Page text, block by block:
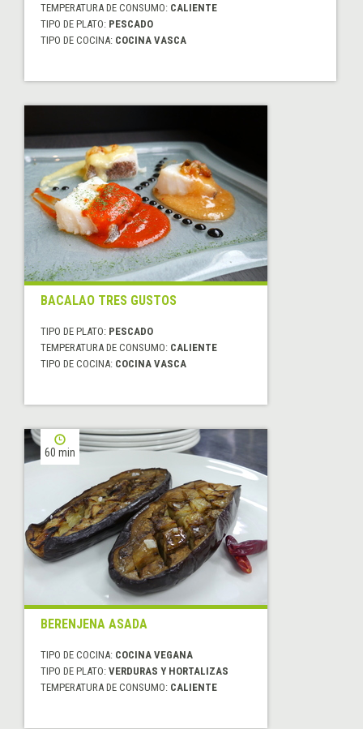
TEMPERATURA DE CONSUMO: CALIENTE
TIPO DE PLATO: PESCADO
TIPO DE COCINA: COCINA VASCA
BACALAO TRES GUSTOS
TIPO DE PLATO: PESCADO
TEMPERATURA DE CONSUMO: CALIENTE
TIPO DE COCINA: COCINA VASCA
60 min
BERENJENA ASADA
TIPO DE COCINA: COCINA VEGANA
TIPO DE PLATO: VERDURAS Y HORTALIZAS
TEMPERATURA DE CONSUMO: CALIENTE